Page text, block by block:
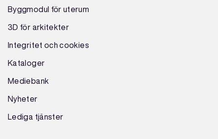
Byggmodul för uterum
3D för arkitekter
Integritet och cookies
Kataloger
Mediebank
Nyheter
Lediga tjänster